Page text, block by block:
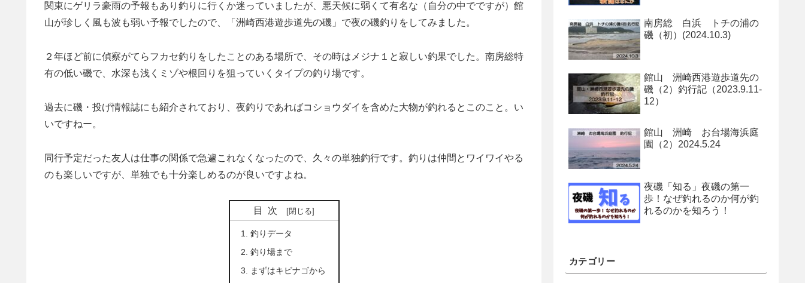
関東にゲリラ豪雨の予報もあり釣りに行くか迷っていましたが、悪天候に弱くて有名な（自分の中でですが）館
山が珍しく風も波も弱い予報でしたので、「洲崎西港遊歩道先の磯」で夜の磯釣りをしてみました。
２年ほど前に偵察がてらフカセ釣りをしたことのある場所で、その時はメジナ１と寂しい釣果でした。南房総特
有の低い磯で、水深も浅くミゾや根回りを狙っていくタイプの釣り場です。
過去に磯・投げ情報誌にも紹介されており、夜釣りであればコショウダイを含めた大物が釣れるとこのこと。い
いですねー。
同行予定だった友人は仕事の関係で急遽これなくなったので、久々の単独釣行です。釣りは仲間とワイワイやる
のも楽しいですが、単独でも十分楽しめるのが良いですよね。
目次
釣りデータ
釣り場まで
まずはキビナゴから
南房総 白浜 トチの浦の
磯（初）(2024.10.3)
館山 洲崎西港遊歩道先の
磯（2）釣行記（2023.9.11-
12）
館山 洲崎 お台場海浜庭
園（2）2024.5.24
夜磯「知る」夜磯の第一
歩！なぜ釣れるのか何が釣
れるのかを知ろう！
カテゴリー